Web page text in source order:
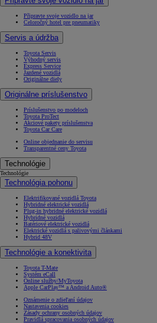
Připravte svoje vozidlo na jar
Celoročný hotel pre pneumatiky
Servis a údržba
Toyota Servis
Výhodný servis
Express Service
Jazdené vozidlá
Originálne diely
Originálne príslušenstvo
Príslušenstvo po modeloch
Toyota ProTect
Akciové pakety príslušenstva
Toyota Car Care
Online objednanie do servisu
Transparentné ceny Toyota
Technológie
Technológie
Technológia pohonu
Elektrifikované vozidlá Toyota
Hybridné elektrické vozidlá
Plug-in hybridné elektrické vozidlá
Hybridné vozidlá
Batériové elektrické vozidlá
Elektrické vozidlá s palivovými článkami
Hybrid 48V
Technológie a konektivita
Toyota T-Mate
Systém eCall
Online služby/MyToyota
Apple CarPlay™ a Android Auto®
Oznámenie o zdieľaní údajov
Nastavenia cookies
Zásady ochrany osobných údajov
Pravidlá spracovania osobných údajov